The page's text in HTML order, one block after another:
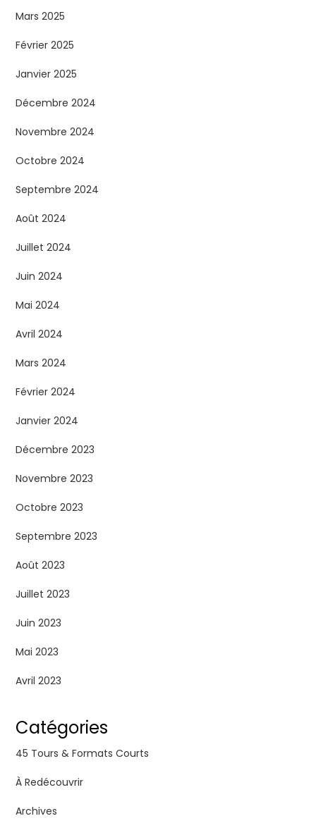
Mars 2025
Février 2025
Janvier 2025
Décembre 2024
Novembre 2024
Octobre 2024
Septembre 2024
Août 2024
Juillet 2024
Juin 2024
Mai 2024
Avril 2024
Mars 2024
Février 2024
Janvier 2024
Décembre 2023
Novembre 2023
Octobre 2023
Septembre 2023
Août 2023
Juillet 2023
Juin 2023
Mai 2023
Avril 2023
Catégories
45 Tours & Formats Courts
À Redécouvrir
Archives